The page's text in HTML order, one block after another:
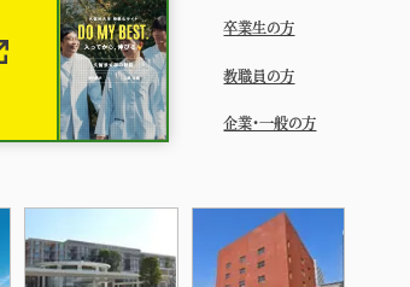
卒業生の方
教職員の方
企業・一般の方